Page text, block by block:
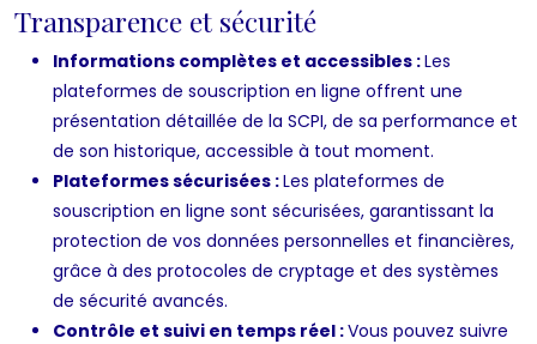
Transparence et sécurité
Informations complètes et accessibles :Les
plateformes de souscription en ligne offrent une
présentation détaillée de la SCPI, de sa performance et
de son historique, accessible à tout moment.
Plateformes sécurisées :Les plateformes de
souscription en ligne sont sécurisées, garantissant la
protection de vos données personnelles et financières,
grâce à des protocoles de cryptage et des systèmes
de sécurité avancés.
Contrôle et suivi en temps réel :Vous pouvez suivre